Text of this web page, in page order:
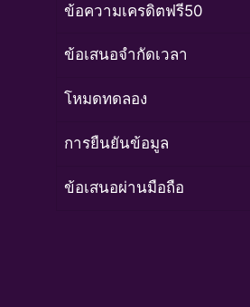
ข้อความเครดิตฟรี50
ข้อเสนอจำกัดเวลา
โหมดทดลอง
การยืนยันข้อมูล
ข้อเสนอผ่านมือถือ